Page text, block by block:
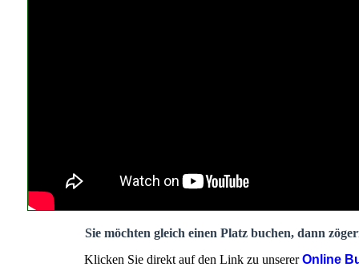
Sie möchten gleich einen Platz buchen, dann
Klicken Sie direkt auf den Link zu unsererOnline